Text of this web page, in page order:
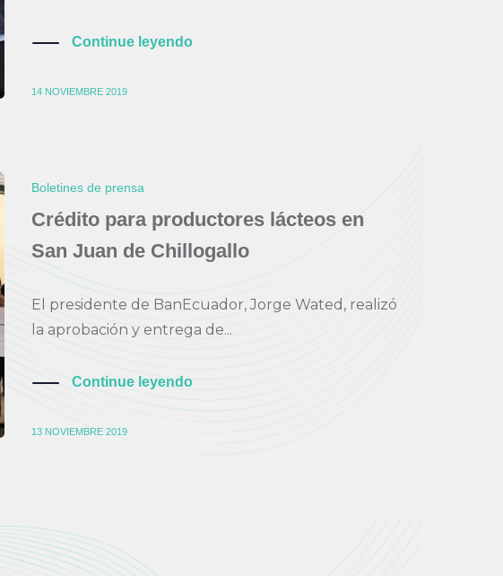
Continue leyendo
14 NOVIEMBRE 2019
Boletines de prensa
Crédito para productores lácteos en
San Juan de Chillogallo
El presidente de BanEcuador, Jorge Wated, realizó
la aprobación y entrega de...
Continue leyendo
13 NOVIEMBRE 2019